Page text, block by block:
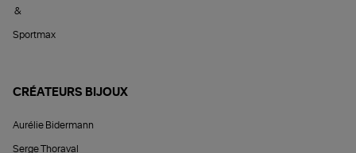
&
Sportmax
CRÉATEURS BIJOUX
Aurélie Bidermann
Serge Thoraval